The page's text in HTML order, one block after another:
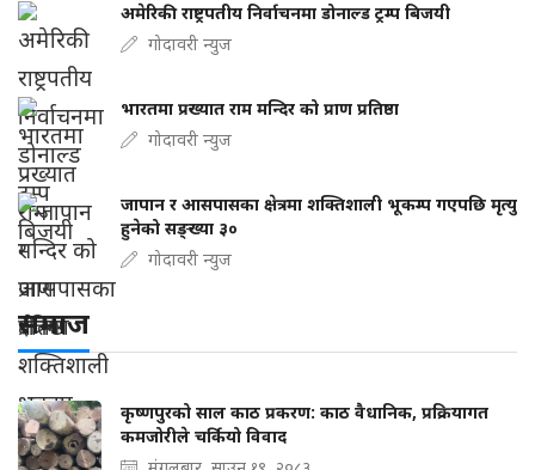
अमेरिकी राष्ट्रपतीय निर्वाचनमा डोनाल्ड ट्रम्प बिजयी
गोदावरी न्युज
भारतमा प्रख्यात राम मन्दिर को प्राण प्रतिष्ठा
गोदावरी न्युज
जापान र आसपासका क्षेत्रमा शक्तिशाली भूकम्प गएपछि मृत्यु
हुनेको सङ्ख्या ३०
गोदावरी न्युज
समाज
कृष्णपुरको साल काठ प्रकरण: काठ वैधानिक, प्रक्रियागत
कमजोरीले चर्कियो विवाद